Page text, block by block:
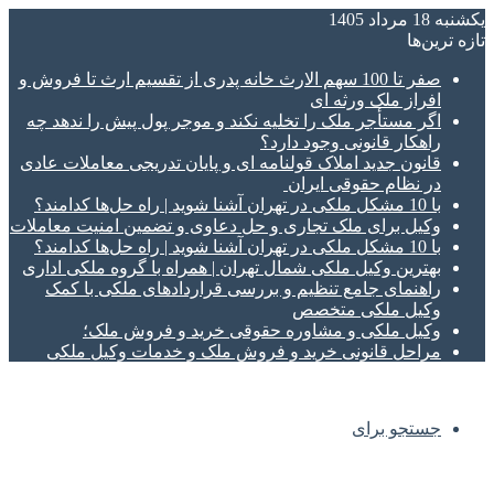
یکشنبه 18 مرداد 1405
تازه‌ ترین‌ها
صفر تا 100 سهم الارث خانه پدری از تقسیم ارث تا فروش و
افراز ملک ورثه ای
اگر مستأجر ملک را تخلیه نکند و موجر پول پیش را ندهد چه
راهکار قانونی وجود دارد؟
قانون جدید املاک قولنامه ای و پایان تدریجی معاملات عادی
در نظام حقوقی ایران
با 10 مشکل ملکی در تهران آشنا شوید | راه حل‌ها کدامند؟
وکیل برای ملک تجاری و حل دعاوی و تضمین امنیت معاملات
با 10 مشکل ملکی در تهران آشنا شوید | راه حل‌ها کدامند؟
بهترین وکیل ملکی شمال تهران | همراه با گروه ملکی اداری
راهنمای جامع تنظیم و بررسی قراردادهای ملکی با کمک
وکیل ملکی متخصص
وکیل ملکی و مشاوره حقوقی خرید و فروش ملک؛
مراحل قانونی خرید و فروش ملک و خدمات وکیل ملکی
جستجو برای